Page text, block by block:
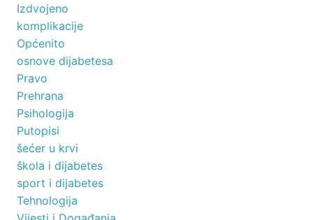
Izdvojeno
komplikacije
Općenito
osnove dijabetesa
Pravo
Prehrana
Psihologija
Putopisi
šećer u krvi
škola i dijabetes
sport i dijabetes
Tehnologija